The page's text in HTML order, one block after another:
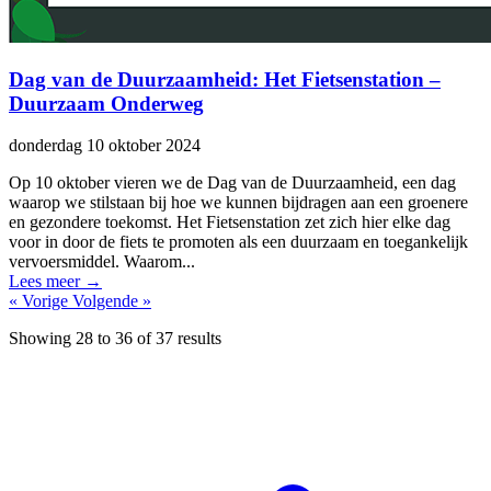
Dag van de Duurzaamheid: Het Fietsenstation –
Duurzaam Onderweg
donderdag 10 oktober 2024
Op 10 oktober vieren we de Dag van de Duurzaamheid, een dag
waarop we stilstaan bij hoe we kunnen bijdragen aan een groenere
en gezondere toekomst. Het Fietsenstation zet zich hier elke dag
voor in door de fiets te promoten als een duurzaam en toegankelijk
vervoersmiddel. Waarom...
Lees meer →
« Vorige Volgende »
Showing 28 to 36 of37 results